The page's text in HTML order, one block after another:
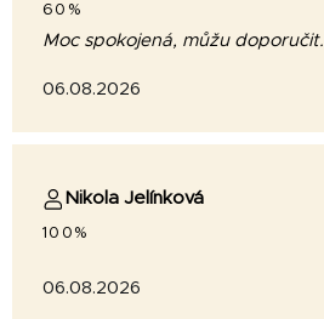
60%
Moc spokojená, můžu doporučit.
06.08.2026
Nikola Jelínková
100%
06.08.2026